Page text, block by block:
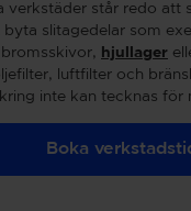
verkstäder står redo att
slitagedelar som
bromsskivor, hjullager
luftfilter och
inte kan tecknas för
Boka